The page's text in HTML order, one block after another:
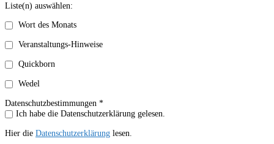
Liste(n) auswählen:
Wort des Monats
Veranstaltungs-Hinweise
Quickborn
Wedel
Datenschutzbestimmungen *
Ich habe die Datenschutzerklärung gelesen.
Hier die Datenschutzerklärung lesen.